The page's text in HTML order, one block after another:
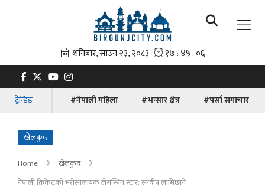
ट्रेन्डिङ #नेपाली महिला #भन्सार क्षेत्र #पर्सा समाचार
खेलकुद
Home
खेलकुद
नेपाली क्रिकेटको भरोसालायक लेगस्पिन स्टार: सन्दीप लामिछाने